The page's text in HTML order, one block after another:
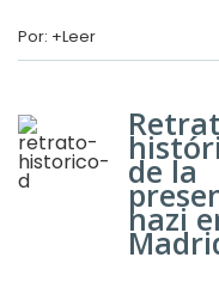
Por: +Leer
de la
nazi